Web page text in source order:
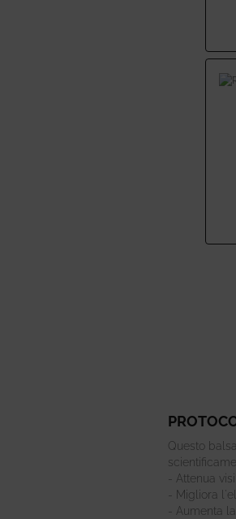
Questo
- Attenua
- Migliora
- Aumenta